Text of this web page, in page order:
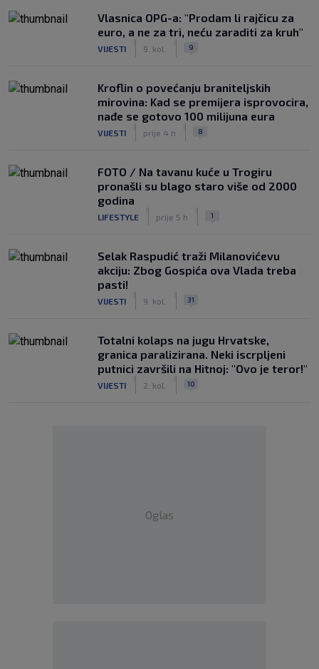
Vlasnica OPG-a: "Prodam li rajčicu za
euro, a ne za tri, neću zaraditi za kruh"
VIJESTI 9. kol. 9
Kroflin o povećanju braniteljskih
mirovina: Kad se premijera isprovocira,
nađe se gotovo 100 milijuna eura
VIJESTI prije 4 h 8
FOTO / Na tavanu kuće u Trogiru
pronašli su blago staro više od 2000
godina
LIFESTYLE prije 5 h 1
Selak Raspudić traži Milanovićevu
akciju: Zbog Gospića ova Vlada treba
pasti!
VIJESTI 9. kol. 31
Totalni kolaps na jugu Hrvatske,
granica paralizirana. Neki iscrpljeni
putnici završili na Hitnoj: "Ovo je teror!"
VIJESTI 2. kol. 10
Oglas